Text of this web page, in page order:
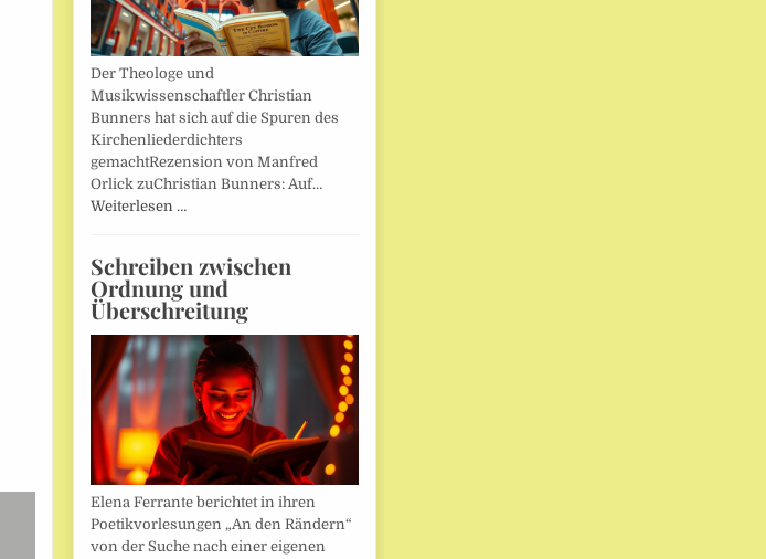
Der Theologe und
Musikwissenschaftler Christian
Bunners hat sich auf die Spuren des
Kirchenliederdichters
gemachtRezension von Manfred
Orlick zuChristian Bunners: Auf…
Weiterlesen …
Schreiben zwischen
Ordnung und
Überschreitung
Elena Ferrante berichtet in ihren
Poetikvorlesungen „An den Rändern“
von der Suche nach einer eigenen